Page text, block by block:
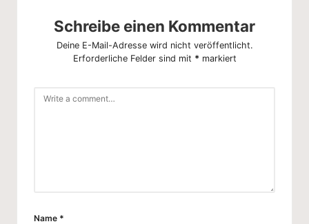
Schreibe einen Kommentar
Deine E-Mail-Adresse wird nicht veröffentlicht.
Erforderliche Felder sind mit * markiert
Name *